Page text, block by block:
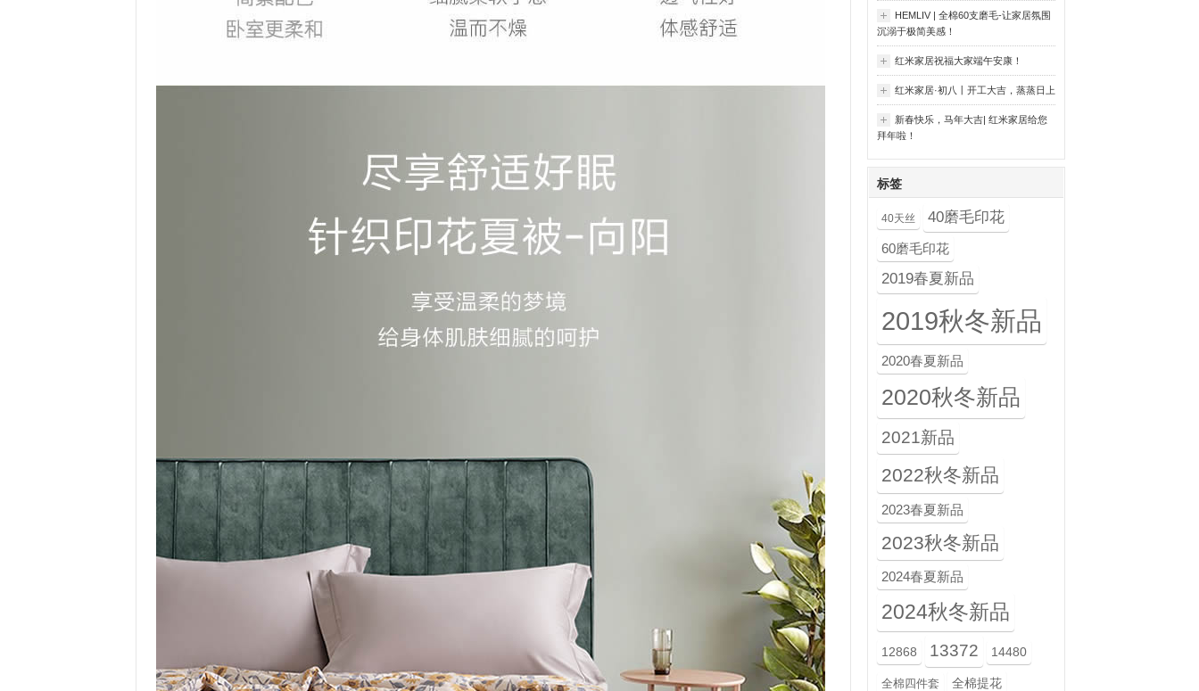
HEMLIV | 全棉60支磨毛-让家居氛围
沉溺于极简美感！
红米家居祝福大家端午安康！
红米家居·初八丨开工大吉，蒸蒸日上
新春快乐，马年大吉| 红米家居给您
拜年啦！
标签
40天丝 40磨毛印花
60磨毛印花
2019春夏新品
2019秋冬新品
2020春夏新品
2020秋冬新品
2021新品
2022秋冬新品
2023春夏新品
2023秋冬新品
2024春夏新品
2024秋冬新品
12868 13372 14480
全棉四件套 全棉提花